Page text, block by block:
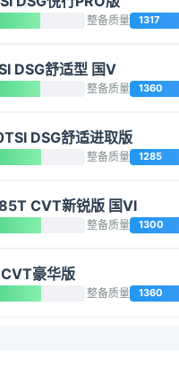
整备质量 1317
DSG舒适型 国V
整备质量 1360
DSG舒适进取版
整备质量 1285
CVT新锐版 国VI
整备质量 1300
豪华版
整备质量 1360